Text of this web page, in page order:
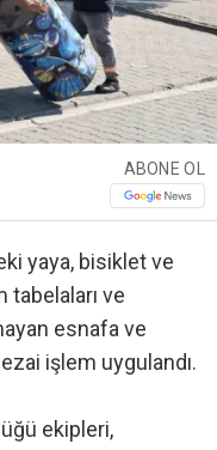
ABONE OL
yaya, bisiklet ve
tabelaları ve
esnafa ve
işlem uygulandı.
ekipleri,